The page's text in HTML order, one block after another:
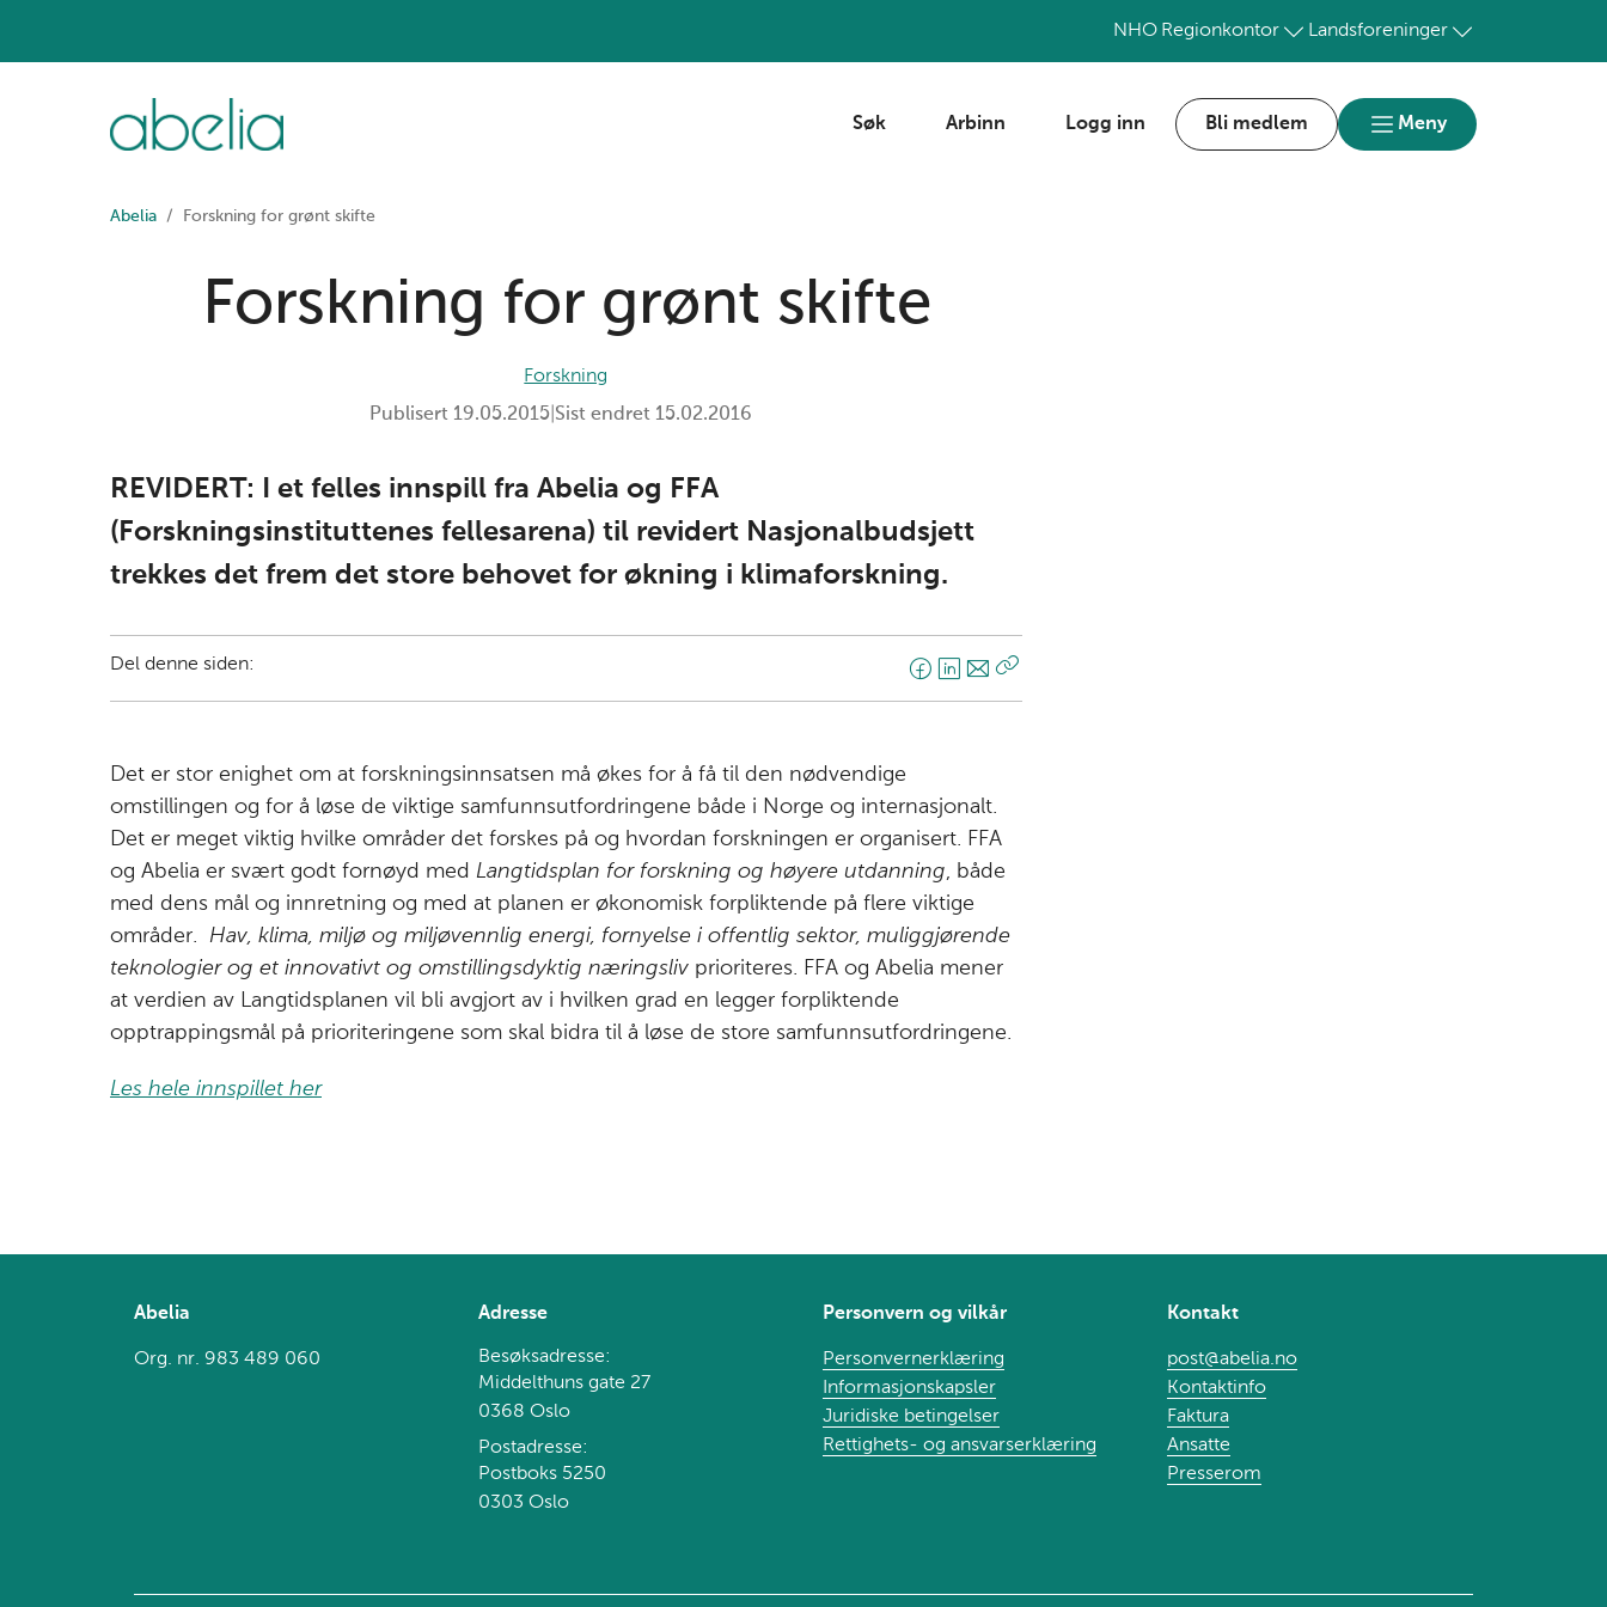
NHO Regionkontor Landsforeninger
Søk Arbinn Logg inn Bli medlem Meny
Abelia Forskning for grønt skifte
Forskning for grønt skifte
Forskning
Publisert 19.05.2015 Sist endret 15.02.2016
REVIDERT: I et felles innspill fra Abelia og FFA
(Forskningsinstituttenes fellesarena) til revidert Nasjonalbudsjett
trekkes det frem det store behovet for økning i klimaforskning.
Del denne siden:
F
k
L
e
n
E
Det er stor enighet om at forskningsinnsatsen må økes for å få til den nødvendige
omstillingen og for å løse de viktige samfunnsutfordringene både i Norge og internasjonalt.
Det er meget viktig hvilke områder det forskes på og hvordan forskningen er organisert. FFA
og Abelia er svært godt fornøyd med Langtidsplan for forskning og høyere utdanning, både
med dens mål og innretning og med at planen er økonomisk forpliktende på flere viktige
områder. Hav, klima, miljø og miljøvennlig energi, fornyelse i offentlig sektor, muliggjørende
teknologier og et innovativt og omstillingsdyktig næringsliv prioriteres. FFA og Abelia mener
at verdien av Langtidsplanen vil bli avgjort av i hvilken grad en legger forpliktende
opptrappingsmål på prioriteringene som skal bidra til å løse de store samfunnsutfordringene.
Les hele innspillet her
Abelia
Org. nr. 983 489 060
Adresse
Besøksadresse:
Middelthuns gate 27
0368 Oslo
Postadresse:
Postboks 5250
0303 Oslo
Personvern og vilkår
Personvernerklæring
Informasjonskapsler
Juridiske betingelser
Rettighets- og ansvarserklæring
Kontakt
post@abelia.no
Kontaktinfo
Faktura
Ansatte
Presserom